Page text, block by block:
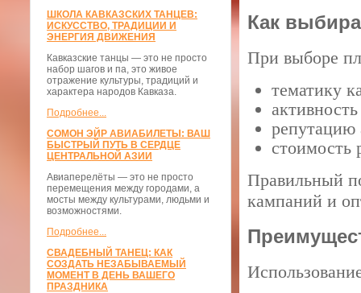
ШКОЛА КАВКАЗСКИХ ТАНЦЕВ:
ИСКУССТВО, ТРАДИЦИИ И
ЭНЕРГИЯ ДВИЖЕНИЯ
Кавказские танцы — это не просто
набор шагов и па, это живое
отражение культуры, традиций и
характера народов Кавказа.
Подробнее...
СОМОН ЭЙР АВИАБИЛЕТЫ: ВАШ
БЫСТРЫЙ ПУТЬ В СЕРДЦЕ
ЦЕНТРАЛЬНОЙ АЗИИ
Авиаперелёты — это не просто
перемещения между городами, а
мосты между культурами, людьми и
возможностями.
Подробнее...
СВАДЕБНЫЙ ТАНЕЦ: КАК
СОЗДАТЬ НЕЗАБЫВАЕМЫЙ
МОМЕНТ В ДЕНЬ ВАШЕГО
ПРАЗДНИКА
Как
При выборе
тематику
репутацию
стоимость
Правильный
кампаний и